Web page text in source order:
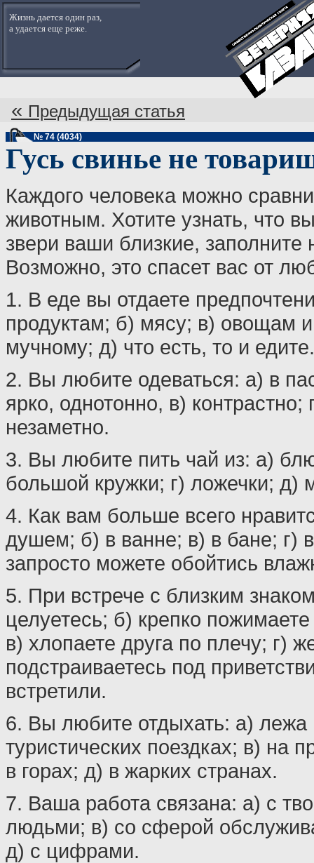
Жизнь дается один раз,
а удается еще реже.
« Предыдущая статья
№ 74 (4034)
Гусь свинье не
Каждого человека можно
животным. Хотите узнать, что
звери ваши близкие, заполните
Возможно, это спасет вас от
1. В еде вы отдаете
продуктам; б) мясу; в) овощам
мучному; д) что есть, то и едите.
2. Вы любите одеваться: а) в
ярко, однотонно, в) контрастно;
незаметно.
3. Вы любите пить чай из: а)
большой кружки; г) ложечки; д)
4. Как вам больше всего
душем; б) в ванне; в) в бане; г)
запросто можете обойтись
5. При встрече с близким
целуетесь; б) крепко
в) хлопаете друга по плечу; г)
подстраиваетесь под
встретили.
6. Вы любите отдыхать: а) лежа
туристических поездках; в) на
в горах; д) в жарких странах.
7. Ваша работа связана: а) с
людьми; в) со сферой
д) с цифрами.